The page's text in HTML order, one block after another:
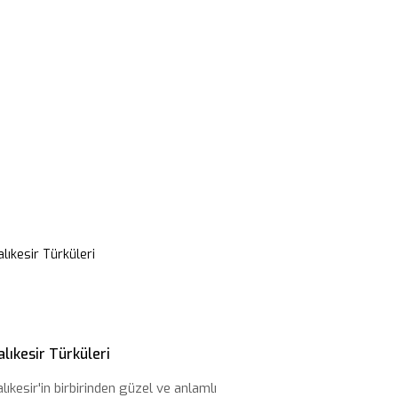
Türküleri
birbirinden güzel ve anlamlı